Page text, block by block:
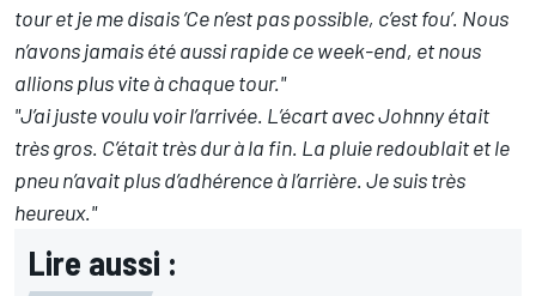
tour et je me disais ‘Ce n’est pas possible, c’est fou’. Nous
n’avons jamais été aussi rapide ce week-end, et nous
allions plus vite à chaque tour."
"J’ai juste voulu voir l’arrivée. L’écart avec Johnny était
très gros. C’était très dur à la fin. La pluie redoublait et le
pneu n’avait plus d’adhérence à l’arrière. Je suis très
heureux."
Lire aussi :